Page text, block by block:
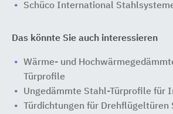
Schüco International
Das könnte Sie auch interessieren
Wärme- und
Türprofile
Ungedämmte Stahl-Türprofile für
Türdichtungen für Drehflügeltüren